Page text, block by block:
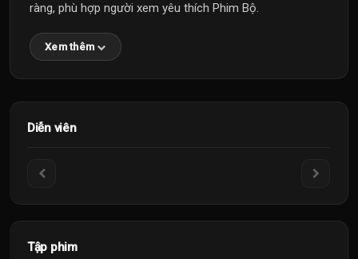
ràng, phù hợp người xem yêu thích Phim Bộ.
Xem thêm
Diễn viên
Tập phim